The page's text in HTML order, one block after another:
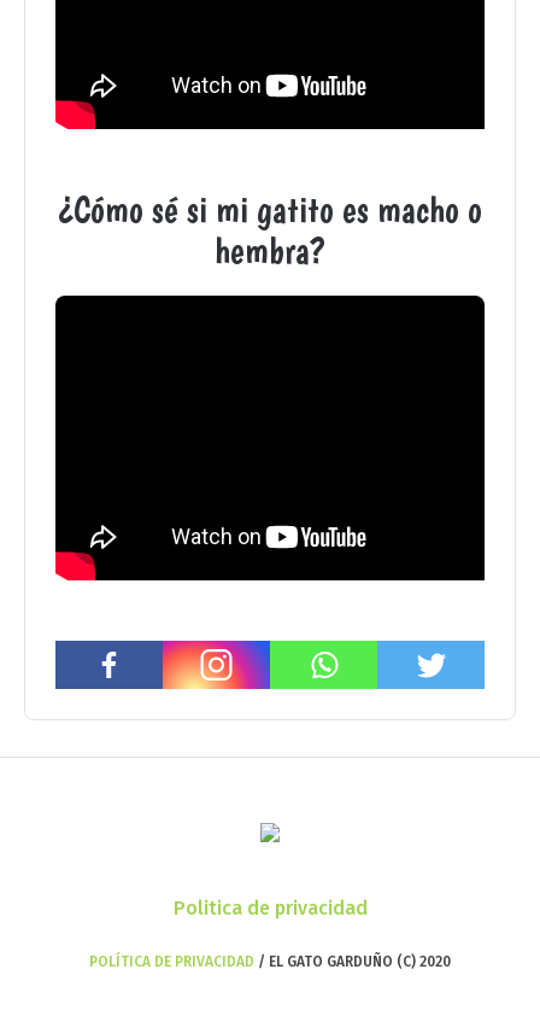
¿Cómo sé si mi gatito es macho o
hembra?
Politica de privacidad
POLÍTICA DE PRIVACIDAD / EL GATO GARDUÑO (C) 2020